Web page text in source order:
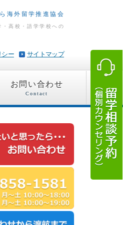
海外留学推進協会
高校・語学学校への
サイトマップ
シー
お問い合わせ
Contact